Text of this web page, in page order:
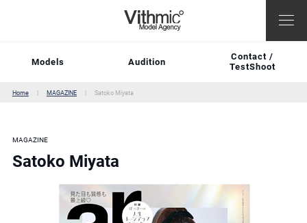
Models Audition
Contact /
TestShoot
Home MAGAZINE Satoko Miyata
MAGAZINE
Satoko Miyata